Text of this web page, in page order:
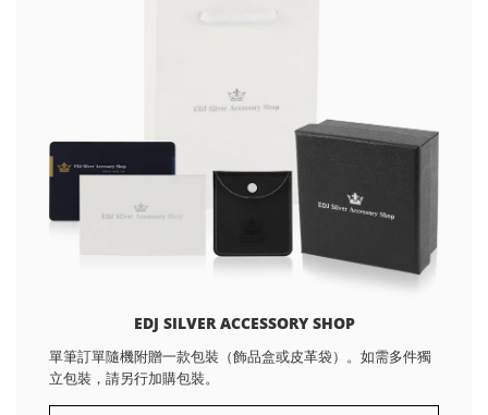
EDJ SILVER ACCESSORY SHOP
單筆訂單隨機附贈一款包裝（飾品盒或皮革袋）。如需多件獨
立包裝，請另行加購包裝。